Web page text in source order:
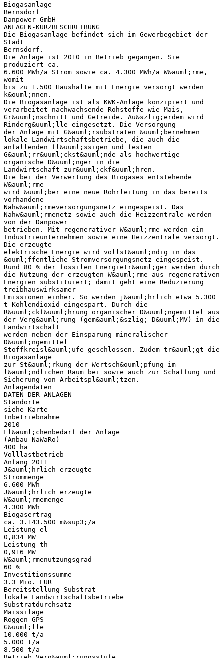
Biogasanlage
Bernsdorf
Danpower GmbH
ANLAGEN-KURZBESCHREIBUNG
Die Biogasanlage befindet sich im Gewerbegebiet der
Stadt
Bernsdorf.
Die Anlage ist 2010 in Betrieb gegangen. Sie
produziert ca.
6.600 MWh/a Strom sowie ca. 4.300 MWh/a W&auml;rme,
womit
bis zu 1.500 Haushalte mit Energie versorgt werden
k&ouml;nnen.
Die Biogasanlage ist als KWK-Anlage konzipiert und
verarbeitet nachwachsende Rohstoffe wie Mais,
Gr&uuml;nschnitt und Getreide. Au&szlig;erdem wird
Rinderg&uuml;lle eingesetzt. Die Versorgung
der Anlage mit G&auml;rsubstraten &uuml;bernehmen
lokale Landwirtschaftsbetriebe, die auch die
anfallenden fl&uuml;ssigen und festen
G&auml;rr&uuml;ckst&auml;nde als hochwertige
organische D&uuml;nger in die
Landwirtschaft zur&uuml;ckf&uuml;hren.
Die bei der Verwertung des Biogases entstehende
W&auml;rme
wird &uuml;ber eine neue Rohrleitung in das bereits
vorhandene
Nahw&auml;rmeversorgungsnetz eingespeist. Das
Nahw&auml;rmenetz sowie auch die Heizzentrale werden
von der Danpower
betrieben. Mit regenerativer W&auml;rme werden ein
Industrieunternehmen sowie eine Heizzentrale versorgt.
Die erzeugte
elektrische Energie wird vollst&auml;ndig in das
&ouml;ffentliche Stromversorgungsnetz eingespeist.
Rund 80 % der fossilen Energietr&auml;ger werden durch
die Nutzung der erzeugten W&auml;rme aus regenerativen
Energien substituiert; damit geht eine Reduzierung
treibhauswirksamer
Emissionen einher. So werden j&auml;hrlich etwa 5.300
t Kohlendioxid eingespart. Durch die
R&uuml;ckf&uuml;hrung organischer D&uuml;ngemittel aus
der Verg&auml;rung (gem&auml;&szlig; D&uuml;MV) in die
Landwirtschaft
werden neben der Einsparung mineralischer
D&uuml;ngemittel
Stoffkreisl&auml;ufe geschlossen. Zudem tr&auml;gt die
Biogasanlage
zur St&auml;rkung der Wertsch&ouml;pfung im
l&auml;ndlichen Raum bei sowie auch zur Schaffung und
Sicherung von Arbeitspl&auml;tzen.
Anlagendaten
DATEN DER ANLAGEN
Standorte
siehe Karte
Inbetriebnahme
2010
Fl&auml;chenbedarf der Anlage
(Anbau NaWaRo)
400 ha
Volllastbetrieb
Anfang 2011
J&auml;hrlich erzeugte
Strommenge
6.600 MWh
J&auml;hrlich erzeugte
W&auml;rmemenge
4.300 MWh
Biogasertrag
ca. 3.143.500 m&sup3;/a
Leistung el
0,834 MW
Leistung th
0,916 MW
W&auml;rmenutzungsgrad
60 %
Investitionssumme
3.3 Mio. EUR
Bereitstellung Substrat
lokale Landwirtschaftsbetriebe
Substratdurchsatz
Maissilage
Roggen-GPS
G&uuml;lle
10.000 t/a
5.000 t/a
8.500 t/a